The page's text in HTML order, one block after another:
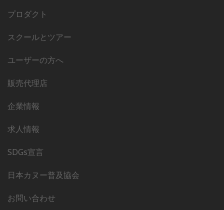
プロダクト
スクールとツアー
ユーザーの方へ
販売代理店
企業情報
求人情報
SDGs宣言
日本カヌー普及協会
お問い合わせ